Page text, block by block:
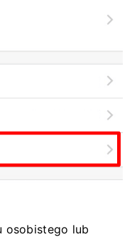
osobistego lub